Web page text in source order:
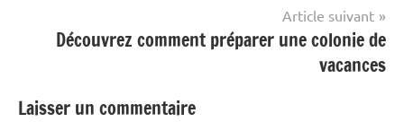
Article suivant
Découvrez comment préparer une colonie de
vacances
Laisser un commentaire